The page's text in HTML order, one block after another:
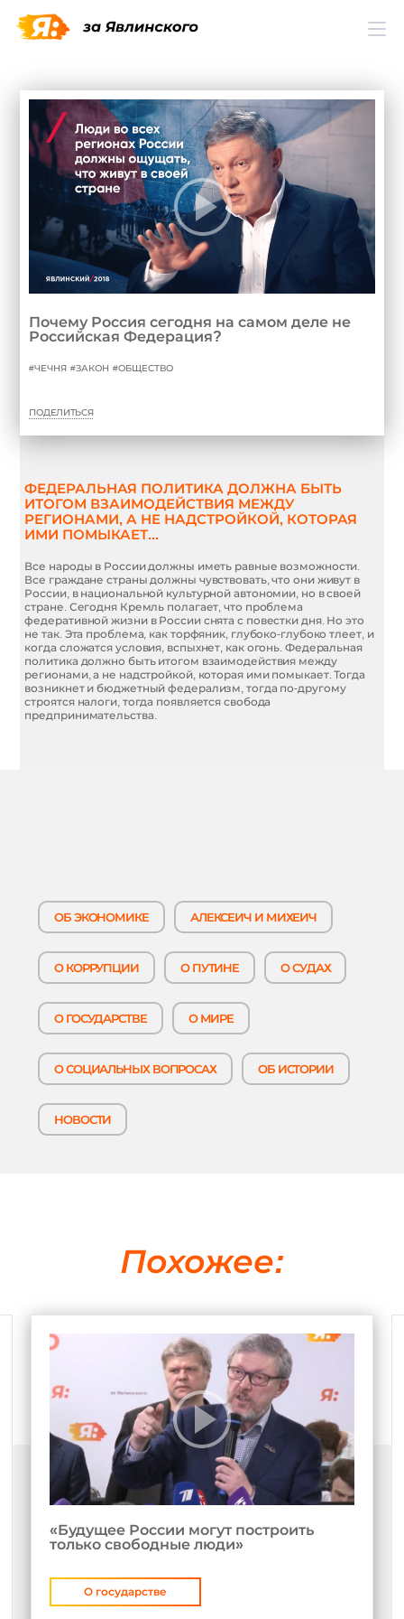
Программа
Биография
Новости
кампании
Поддержать
Почему Россия сегодня на самом деле не
Российская Федерация?
ЧЕЧНЯ ЗАКОН ОБЩЕСТВО
ПОДЕЛИТЬСЯ
ФЕДЕРАЛЬНАЯ ПОЛИТИКА ДОЛЖНА БЫТЬ
ИТОГОМ ВЗАИМОДЕЙСТВИЯ МЕЖДУ
РЕГИОНАМИ, А НЕ НАДСТРОЙКОЙ, КОТОРАЯ
ИМИ ПОМЫКАЕТ...
Все народы в России должны иметь равные возможности.
Все граждане страны должны чувствовать, что они живут в
России, в национальной культурной автономии, но в своей
стране. Сегодня Кремль полагает, что проблема
федеративной жизни в России снята с повестки дня. Но это
не так. Эта проблема, как торфяник, глубоко-глубоко тлеет, и
когда сложатся условия, вспыхнет, как огонь. Федеральная
политика должно быть итогом взаимодействия между
регионами, а не надстройкой, которая ими помыкает. Тогда
возникнет и бюджетный федерализм, тогда по-другому
строятся налоги, тогда появляется свобода
предпринимательства.
ОБ ЭКОНОМИКЕ АЛЕКСЕИЧ И МИХЕИЧ
О КОРРУПЦИИ О ПУТИНЕ О СУДАХ
О ГОСУДАРСТВЕ О МИРЕ
О СОЦИАЛЬНЫХ ВОПРОСАХ ОБ ИСТОРИИ
НОВОСТИ
Похожее:
«Будущее России могут построить
только свободные люди»
О государстве